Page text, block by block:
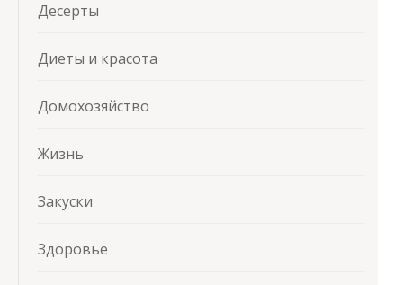
Десерты
Диеты и красота
Домохозяйство
Жизнь
Закуски
Здоровье